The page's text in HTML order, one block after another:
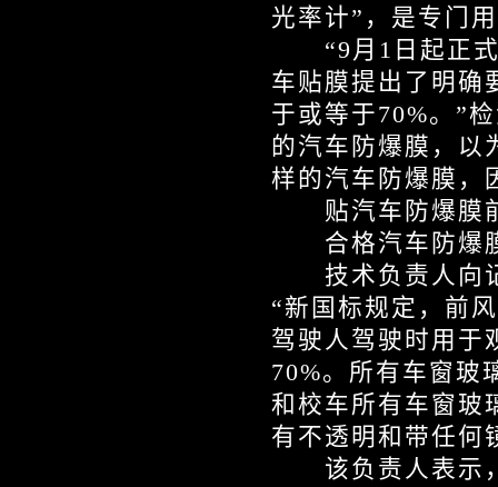
光率计”，是专门
“9月1日起正式
车贴膜提出了明确
于或等于70%。”
的汽车防爆膜，以
样的汽车防爆膜，
贴汽车防爆膜
合格汽车防爆
技术负责人向记
“新国标规定，前
驾驶人驾驶时用于
70%。所有车窗玻
和校车所有车窗玻
有不透明和带任何
该负责人表示，